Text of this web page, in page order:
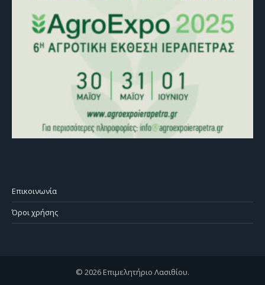
Επικοινωνία
Όροι χρήσης
© 2026 Επιμελητήριο Λασιθίου.